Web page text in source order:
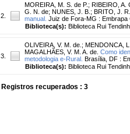
2.
MOREIRA, M. S. de P. ; RIBEIRO, A.
G. N. de; NUNES, J. B. ; BRITO, J.
manual. Juiz de Fora-MG : Embrapa
Biblioteca(s): Biblioteca Rui
3.
OLIVEIRA, V. M. de. ; MENDONCA,
MAGALHÃES, V. M. A. de. Como
metodologia e-Rural. Brasília, DF :
Biblioteca(s): Biblioteca Rui
Registros recuperados : 3